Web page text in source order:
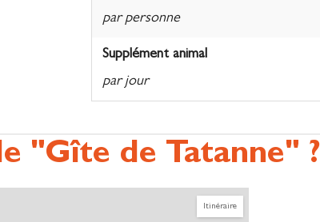
par personne
Supplément animal
par jour
"Gîte de Tatanne" ?
Itinéraire